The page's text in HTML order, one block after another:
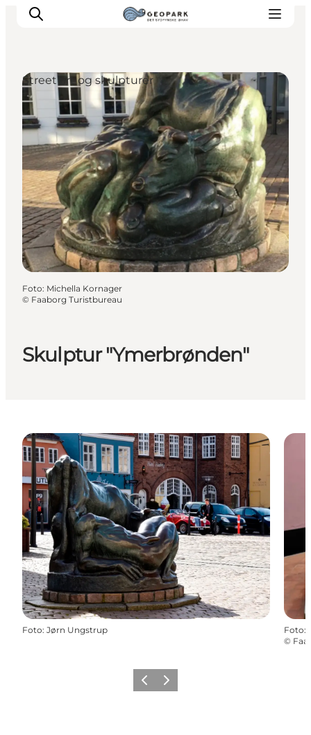
Skulptur "Ymerbrønden"
Street art og skulpturer
Foto: Michella Kornager
© Faaborg Turistbureau
Foto: Jørn Ungstrup Foto:
©
ForrigeNæste